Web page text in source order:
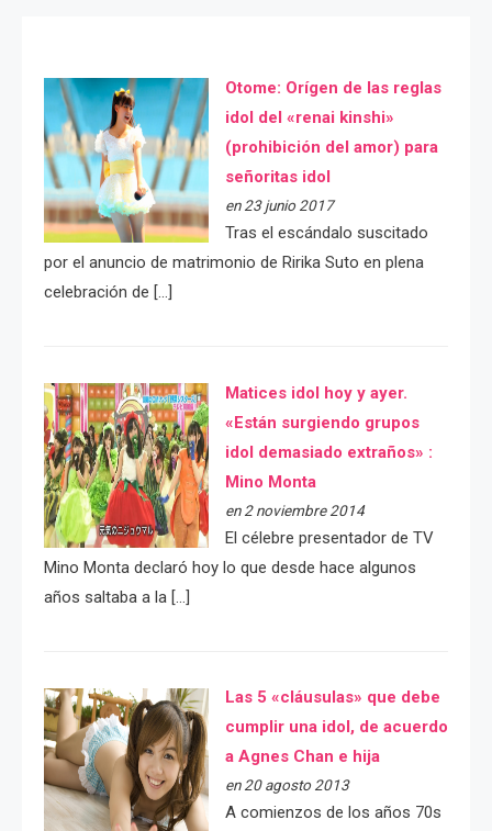
Otome: Orígen de las reglas
idol del «renai kinshi»
(prohibición del amor) para
señoritas idol
en 23 junio 2017
Tras el escándalo suscitado
por el anuncio de matrimonio de Ririka Suto en plena
celebración de […]
Matices idol hoy y ayer.
«Están surgiendo grupos
idol demasiado extraños» :
Mino Monta
en 2 noviembre 2014
El célebre presentador de TV
Mino Monta declaró hoy lo que desde hace algunos
años saltaba a la […]
Las 5 «cláusulas» que debe
cumplir una idol, de acuerdo
a Agnes Chan e hija
en 20 agosto 2013
A comienzos de los años 70s